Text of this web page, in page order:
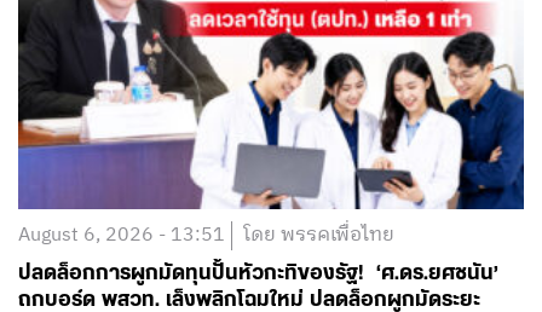
August 6, 2026 - 13:51 โดย พรรคเพื่อไทย
ปลดล็อกการผูกมัดทุนปั้นหัวกะทิของรัฐ! ‘ศ.ดร.ยศชนัน’
ถกบอร์ด พสวท. เล็งพลิกโฉมใหม่ ปลดล็อกผูกมัดระยะ